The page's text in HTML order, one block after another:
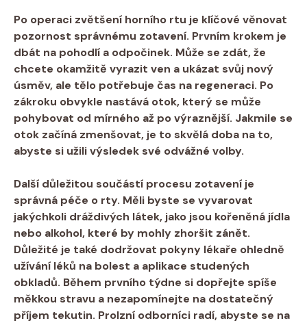
Po operaci zvětšení horního rtu je klíčové věnovat
pozornost správnému zotavení. Prvním krokem je
dbát na pohodlí a odpočinek. Může se zdát, že
chcete okamžitě vyrazit ven a ukázat svůj nový
úsměv, ale tělo potřebuje čas na regeneraci. Po
zákroku obvykle nastává otok, který se může
pohybovat od mírného až po výraznější. Jakmile se
otok začíná zmenšovat, je to skvělá doba na to,
abyste si užili výsledek své odvážné volby.
Další důležitou součástí procesu zotavení je
správná péče o rty. Měli byste se vyvarovat
jakýchkoli dráždivých látek, jako jsou kořeněná jídla
nebo alkohol, které by mohly zhoršit zánět.
Důležité je také dodržovat pokyny lékaře ohledně
užívání léků na bolest a aplikace studených
obkladů. Během prvního týdne si dopřejte spíše
měkkou stravu a nezapomínejte na dostatečný
příjem tekutin. Prolzní odborníci radí, abyste se na